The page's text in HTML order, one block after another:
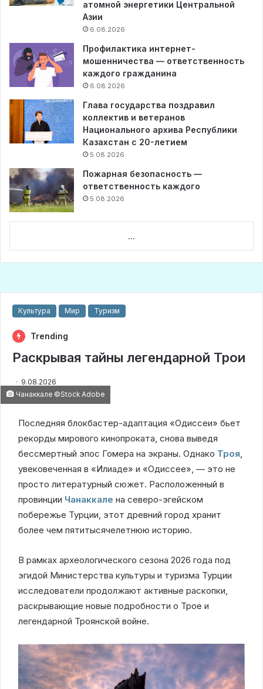
атомной энергетики Центральной
Азии
6.08.2026
Профилактика интернет-
мошенничества — ответственность
каждого гражданина
6.08.2026
Глава государства поздравил
коллектив и ветеранов
Национального архива Республики
Казахстан с 20-летием
5.08.2026
Пожарная безопасность —
ответственность каждого
5.08.2026
...